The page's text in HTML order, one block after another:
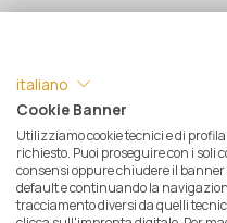
® Tutto per la Sicurezza Srl
10.000 i.v. | © 2025 Tutti i
italiano
Cookie Banner
Utilizziamo cookie tecnici e di
richiesto. Puoi proseguire con i soli
consensi oppure chiudere il
default e continuando la
tracciamento diversi da quelli